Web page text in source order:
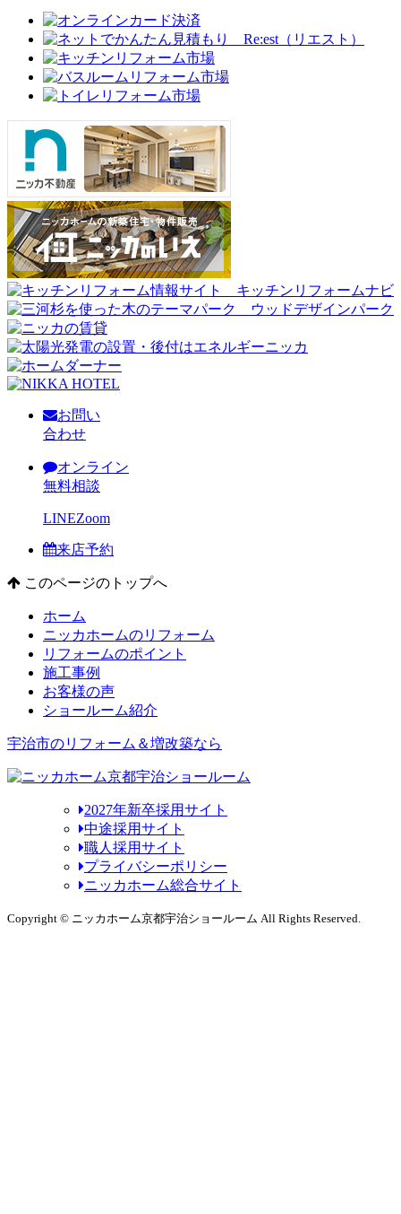
お問い
合わせ
オンライン
無料相談
LINEZoom
来店予約
このページのトップへ
ホーム
ニッカホームのリフォーム
リフォームのポイント
施工事例
お客様の声
ショールーム紹介
宇治市のリフォーム＆増改築なら
2027年新卒採用サイト
中途採用サイト
職人採用サイト
プライバシーポリシー
ニッカホーム総合サイト
Copyright © ニッカホーム京都宇治ショールーム All Rights Reserved.